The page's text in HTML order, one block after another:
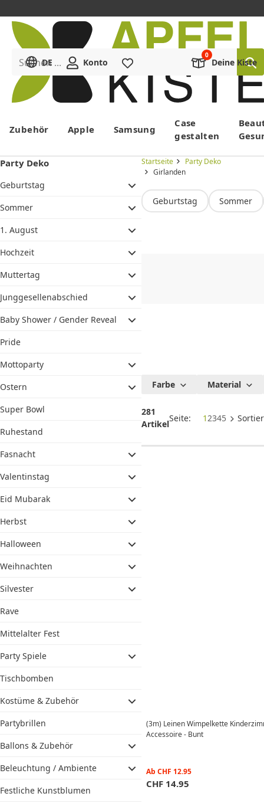
Menü
Suchen ...
DE Konto Deine Kiste
Zubehör Apple Samsung
Case
gestalten
Party Deko
Geburtstag
Sommer
1. August
Hochzeit
Muttertag
Junggesellenabschied
Baby Shower / Gender Reveal
Pride
Mottoparty
Ostern
Super Bowl
Ruhestand
Fasnacht
Valentinstag
Eid Mubarak
Herbst
Halloween
Weihnachten
Silvester
Rave
Mittelalter Fest
Party Spiele
Tischbomben
Kostüme & Zubehör
Partybrillen
Ballons & Zubehör
Beleuchtung / Ambiente
Festliche Kunstblumen
Startseite
Party Deko
Girlanden
Geburtstag Sommer
Farbe Material
281
Artikel
Seite: 12345
(3m) Leinen Wimpelkette
Accessoire - Bunt
Ab CHF 12.95
CHF 14.95